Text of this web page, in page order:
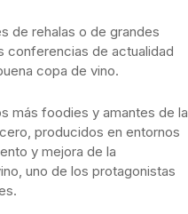
de rehalas o de grandes
conferencias de actualidad
copa de vino.
más foodies y amantes de la
producidos en entornos
y mejora de la
uno de los protagonistas